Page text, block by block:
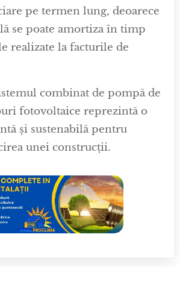
pe termen lung, deoarece
se poate amortiza în timp
realizate la facturile de
combinat de pompă de
fotovoltaice reprezintă o
și sustenabilă pentru
unei construcții.